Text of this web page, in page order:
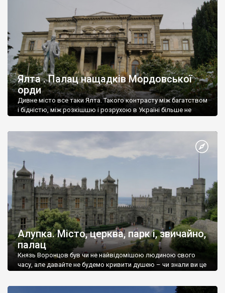
Ялта . Палац нащадків Мордовської
орди
Дивне місто все таки Ялта. Такого контрасту між багатством
і бідністю, між розкішшю і розрухою в Україні більше не
Алупка. Місто, церква, парк і, звичайно,
палац
Князь Воронцов був чи не найвідомішою людиною свого
часу, але давайте не будемо кривити душею – чи знали ви це